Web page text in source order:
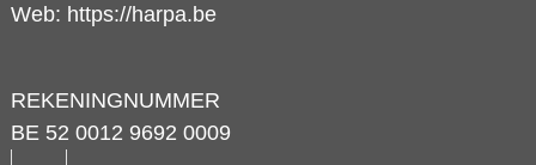
Web: https://harpa.be
REKENINGNUMMER
BE 52 0012 9692 0009